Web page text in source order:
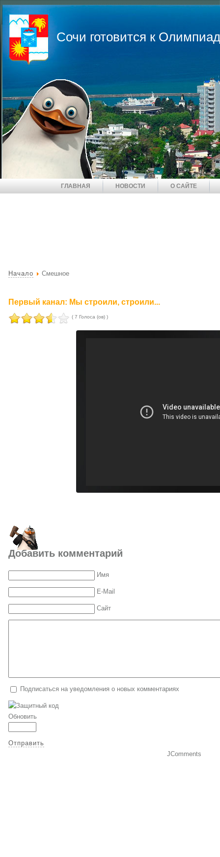
Сочи готовится к
ГЛАВНАЯ НОВОСТИ О САЙТЕ
Начало Смешное
Первый канал: Мы строили, строили...
( 7 Голоса (ов) )
Добавить комментарий
Имя
E-Mail
Сайт
Подписаться на уведомления о новых комментариях
Обновить
Отправить
JComments